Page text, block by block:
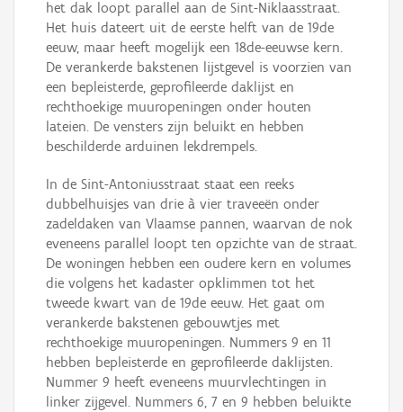
het dak loopt parallel aan de Sint-Niklaasstraat.
Het huis dateert uit de eerste helft van de 19de
eeuw, maar heeft mogelijk een 18de-eeuwse kern.
De verankerde bakstenen lijstgevel is voorzien van
een bepleisterde, geprofileerde daklijst en
rechthoekige muuropeningen onder houten
lateien. De vensters zijn beluikt en hebben
beschilderde arduinen lekdrempels.
In de Sint-Antoniusstraat staat een reeks
dubbelhuisjes van drie à vier traveeën onder
zadeldaken van Vlaamse pannen, waarvan de nok
eveneens parallel loopt ten opzichte van de straat.
De woningen hebben een oudere kern en volumes
die volgens het kadaster opklimmen tot het
tweede kwart van de 19de eeuw. Het gaat om
verankerde bakstenen gebouwtjes met
rechthoekige muuropeningen. Nummers 9 en 11
hebben bepleisterde en geprofileerde daklijsten.
Nummer 9 heeft eveneens muurvlechtingen in
linker zijgevel. Nummers 6, 7 en 9 hebben beluikte